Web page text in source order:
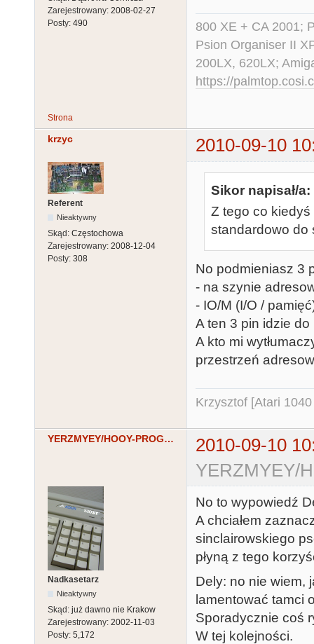
Zarejestrowany: 2008-02-27
Posty: 490
800 XE + CA 2001;
Psion Organiser II
200LX, 620LX;
https://
Strona
krzyc 2010-09-10
Referent
Nieaktywny
Skąd: Częstochowa
Zarejestrowany: 2008-12-04
Posty: 308
Sikor napisał/a:
Z tego co kiedyś
standardowo do
No podmieniasz 3
- na szynie
- IO/M (I/O /
A ten 3 pin idzie
A kto mi
przestrzeń
Krzysztof [Atari
YERZMYEY/HOOY-PROGRAM
2010-09-10
YERZMYEY/
Nadkasetarz
Nieaktywny
Skąd: już dawno nie Krakow
Zarejestrowany: 2002-11-03
Posty: 5,172
No to wypowiedź
A chciałem
sinclairowskiego
płyną z tego
Dely: no nie wiem,
lamentować tamci
Sporadycznie coś
W tej kolejności.